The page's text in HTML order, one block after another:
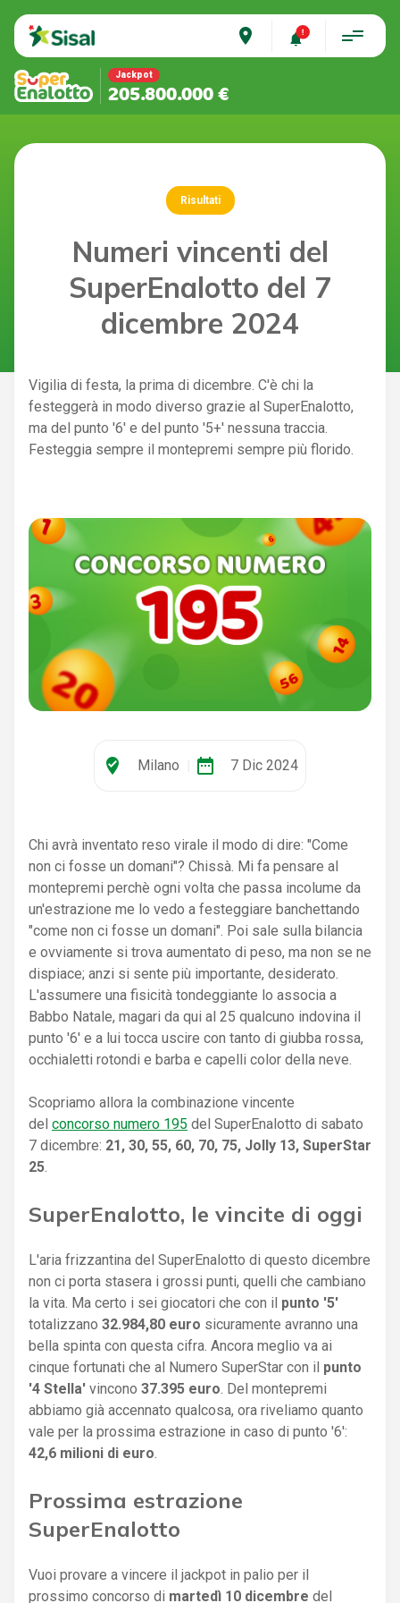
place
Jackpot
205.800.000 €
Risultati
Numeri vincenti del
SuperEnalotto del 7
dicembre 2024
Vigilia di festa, la prima di dicembre. C'è chi la
festeggerà in modo diverso grazie al SuperEnalotto,
ma del punto '6' e del punto '5+' nessuna traccia.
Festeggia sempre il montepremi sempre più florido.
where_to_vote Milano date_range 7 Dic 2024
Chi avrà inventato reso virale il modo di dire: "Come
non ci fosse un domani"? Chissà. Mi fa pensare al
montepremi perchè ogni volta che passa incolume da
un'estrazione me lo vedo a festeggiare banchettando
"come non ci fosse un domani". Poi sale sulla bilancia
e ovviamente si trova aumentato di peso, ma non se ne
dispiace; anzi si sente più importante, desiderato.
L'assumere una fisicità tondeggiante lo associa a
Babbo Natale, magari da qui al 25 qualcuno indovina il
punto '6' e a lui tocca uscire con tanto di giubba rossa,
occhialetti rotondi e barba e capelli color della neve.
Scopriamo allora la combinazione vincente
del concorso numero 195 del SuperEnalotto di sabato
7 dicembre: 21, 30, 55, 60, 70, 75, Jolly 13, SuperStar
25
SuperEnalotto, le vincite di oggi
L'aria frizzantina del SuperEnalotto di questo dicembre
non ci porta stasera i grossi punti, quelli che cambiano
la vita. Ma certo i sei giocatori che con il punto '5'
totalizzano 32.984,80 euro sicuramente avranno una
bella spinta con questa cifra. Ancora meglio va ai
cinque fortunati che al Numero SuperStar con il punto
'4 Stella' vincono 37.395 euro . Del montepremi
abbiamo già accennato qualcosa, ora riveliamo quanto
vale per la prossima estrazione in caso di punto '6':
42,6 milioni di euro
Prossima estrazione
SuperEnalotto
Vuoi provare a vincere il jackpot in palio per il
prossimo concorso di martedì 10 dicembre del